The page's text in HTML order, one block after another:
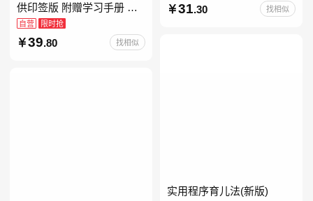
31 .30 找相似
供印签版 附赠学习手册 创
意明信片 试听课和资料包
自营 限时抢
39.80 找相似
实用程序育儿法(新版)